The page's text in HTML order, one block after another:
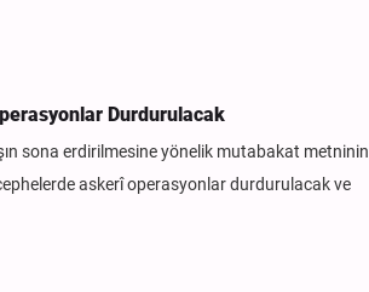
Durdurulacak
sona erdirilmesine yönelik mutabakat metninin
askerî operasyonlar durdurulacak ve